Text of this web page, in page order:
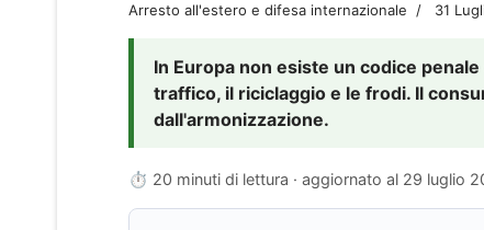
Arresto all'estero e difesa internazionale 31
In Europa non esiste un codice
traffico, il riciclaggio e le frodi. Il
dall'armonizzazione.
⏱ 20 minuti di lettura · aggiornato al 29 luglio